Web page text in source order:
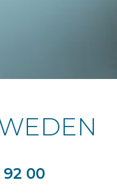
92 00